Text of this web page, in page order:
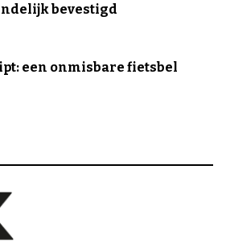
bevestigd
een onmisbare fietsbel